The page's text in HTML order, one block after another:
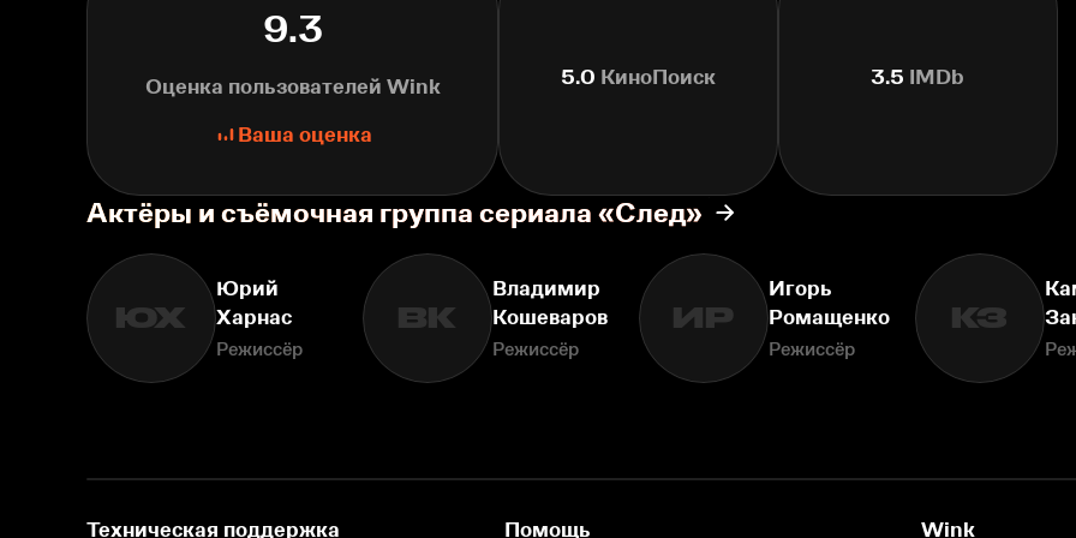
9.3
Оценка пользователей Wink
Ваша оценка
5.0 КиноПоиск 3.5 IMDb
Актёры и съёмочная группа сериала «След»
ЮХ
Юрий
Харнас
Режиссёр
ВК
Владимир
Кошеваров
Режиссёр
ИР
Игорь
Ромащенко
Режиссёр
КЗ
Техническая поддержка Помощь Wink